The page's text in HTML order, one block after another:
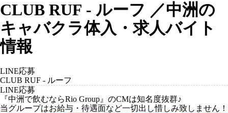
CLUB RUF - ルーフ ／中洲の
キャバクラ体入・求人バイト
情報
LINE応募
CLUB RUF - ルーフ
LINE応募
『中洲で飲むならRio Group』のCMは知名度抜群♪
当グループはお給与・待遇面など一切出し惜しみ致しません！